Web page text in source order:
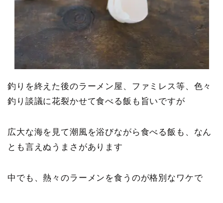
釣りを終えた後のラーメン屋、ファミレス等、色々
釣り談議に花裂かせて食べる飯も旨いですが
広大な海を見て潮風を浴びながら食べる飯も、なん
とも言えぬうまさがあります
中でも、熱々のラーメンを食うのが格別なワケで